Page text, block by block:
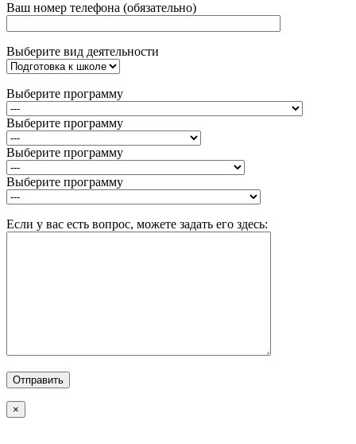
Ваш номер телефона (обязательно)
Выберите вид деятельности
Выберите программу
Выберите программу
Выберите программу
Выберите программу
Если у вас есть вопрос, можете задать его здесь:
×